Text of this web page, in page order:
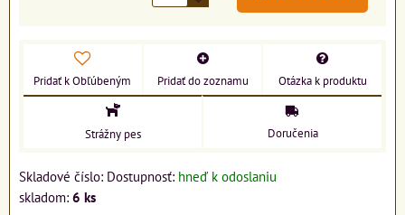
Pridať k Obľúbeným Pridať do zoznamu Otázka k produktu
Strážny pes Doručenia
Skladové číslo: Dostupnosť: hneď k odoslaniu
skladom: 6 ks